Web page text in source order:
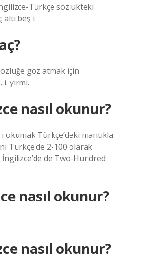
Türkçe sözlükteki
altı beş i.
göz atmak için
i. yirmi.
nasıl okunur?
okumak Türkçe’deki mantıkla
Türkçe’de 2-100 olarak
de Two-Hundred
nasıl okunur?
nasıl okunur?